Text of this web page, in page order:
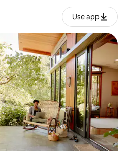
Use app